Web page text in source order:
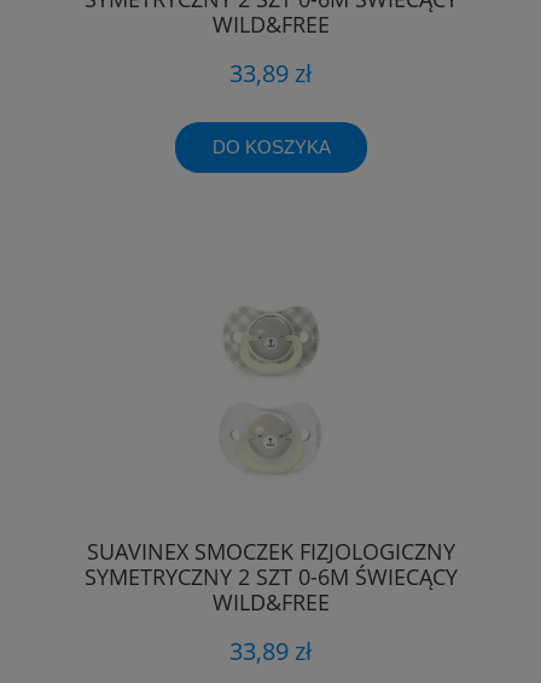
WILD&FREE
33,89 zł
DO KOSZYKA
SUAVINEX SMOCZEK FIZJOLOGICZNY
SYMETRYCZNY 2 SZT 0-6M ŚWIECĄCY
WILD&FREE
33,89 zł